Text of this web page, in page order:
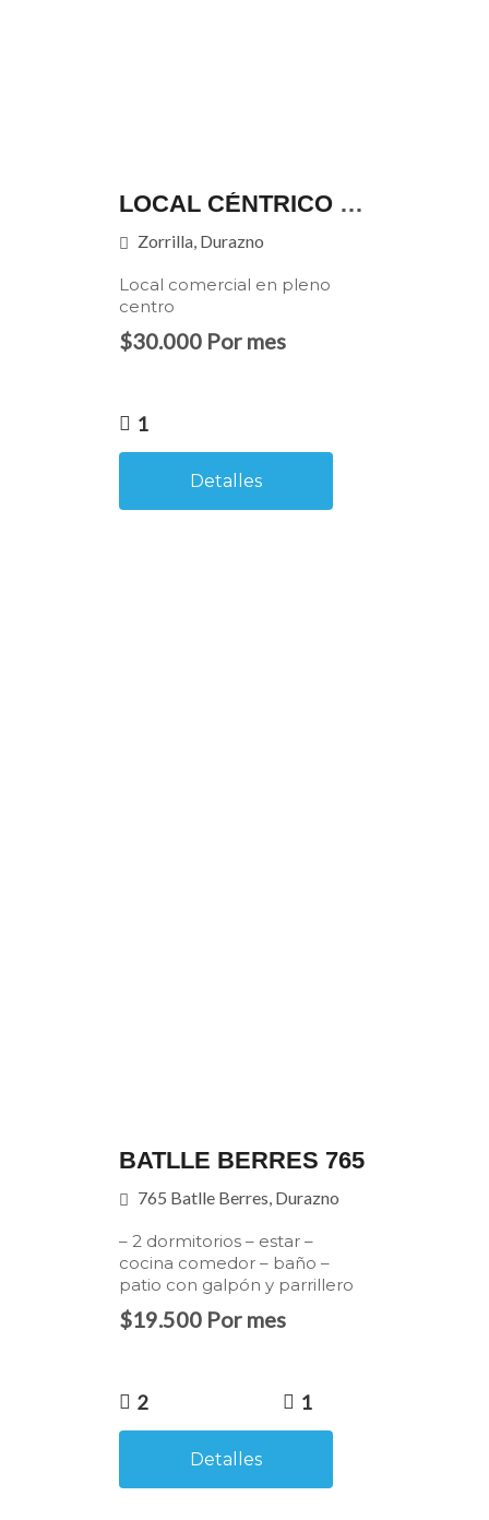
LOCAL CÉNTRICO EN ZORRILLA CASI 18 DE JULIO
Zorrilla, Durazno
Local comercial en pleno
centro
$30.000 Por mes
1
Detalles
BATLLE BERRES 765
765 Batlle Berres, Durazno
– 2 dormitorios – estar –
cocina comedor – baño –
patio con galpón y parrillero
$19.500 Por mes
2 1
Detalles